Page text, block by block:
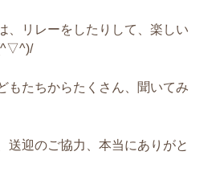
、リレーをしたりして、楽しい
もたちからたくさん、聞いてみ
送迎のご協力、本当にありがと